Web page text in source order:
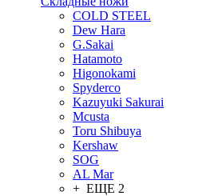
COLD STEEL
Dew Hara
G.Sakai
Hatamoto
Higonokami
Spyderco
Kazuyuki Sakurai
Mcusta
Toru Shibuya
Kershaw
SOG
AL Mar
+ ЕЩЕ 2